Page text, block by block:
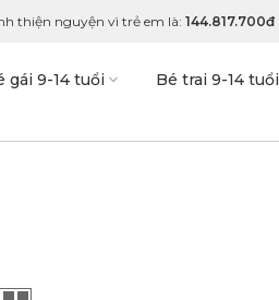
thiện nguyện vì trẻ em là: 144.817.700đ
gái 9-14 tuổi
Bé trai 9-14 tuổi